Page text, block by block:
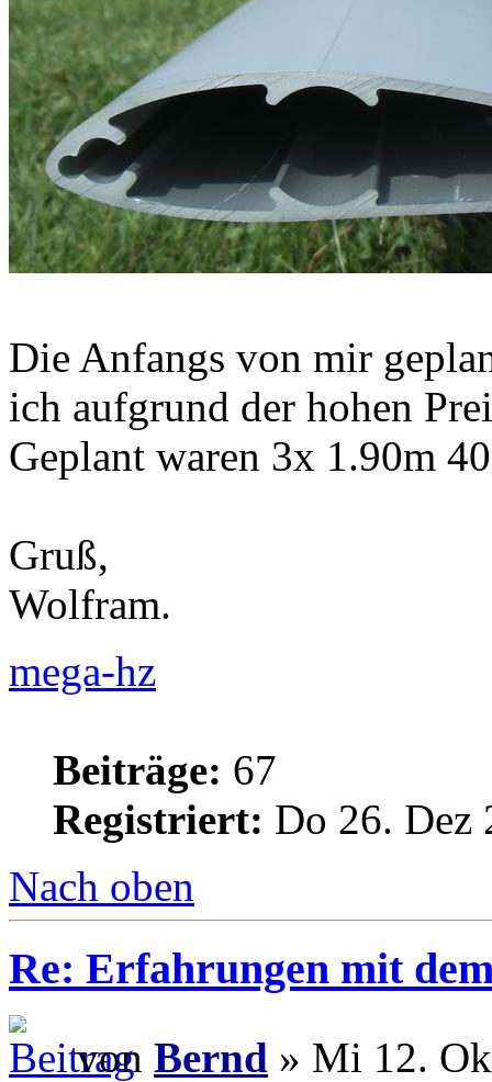
Die Anfangs von mir
ich aufgrund der hohen
Geplant waren 3x 1.90m
Gruß,
Wolfram.
mega-hz
Beiträge: 67
Registriert: Do 26. Dez
Nach oben
Re: Erfahrungen mit
von Bernd » Mi 12.